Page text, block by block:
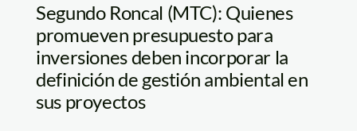
Segundo Roncal (MTC): Quienes
promueven presupuesto para
inversiones deben incorporar la
definición de gestión ambiental en
sus proyectos